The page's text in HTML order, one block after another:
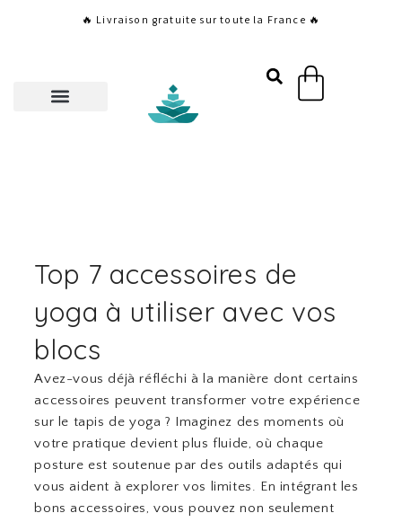
🔥 Livraison gratuite sur toute la France 🔥
Panier
Top 7 accessoires de
yoga à utiliser avec vos
blocs
Avez-vous déjà réfléchi à la manière dont certains
accessoires peuvent transformer votre expérience
sur le tapis de yoga ? Imaginez des moments où
votre pratique devient plus fluide, où chaque
posture est soutenue par des outils adaptés qui
vous aident à explorer vos limites. En intégrant les
bons accessoires, vous pouvez non seulement